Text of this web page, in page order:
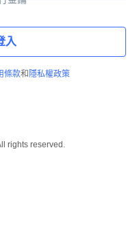
入
條款和 隱私權政策
rights reserved.